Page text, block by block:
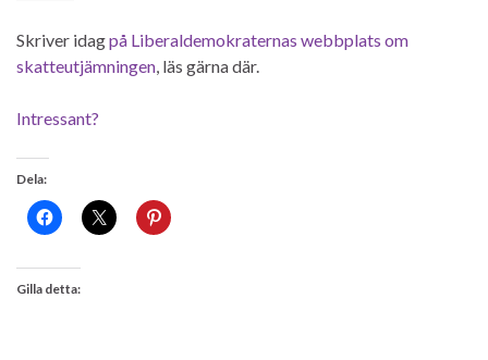
Skriver idagpå Liberaldemokraternas webbplats om
skatteutjämningen, läs gärna där.
Intressant?
Dela:
Gilla detta: